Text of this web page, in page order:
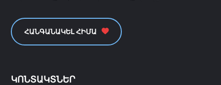
ՀԱՆԳԱՆԱԿԵԼ ՀԻՄԱ
ԿՈՆՏԱԿՏՆԵՐ